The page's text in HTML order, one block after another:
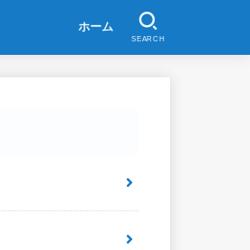
ホーム
SEARCH